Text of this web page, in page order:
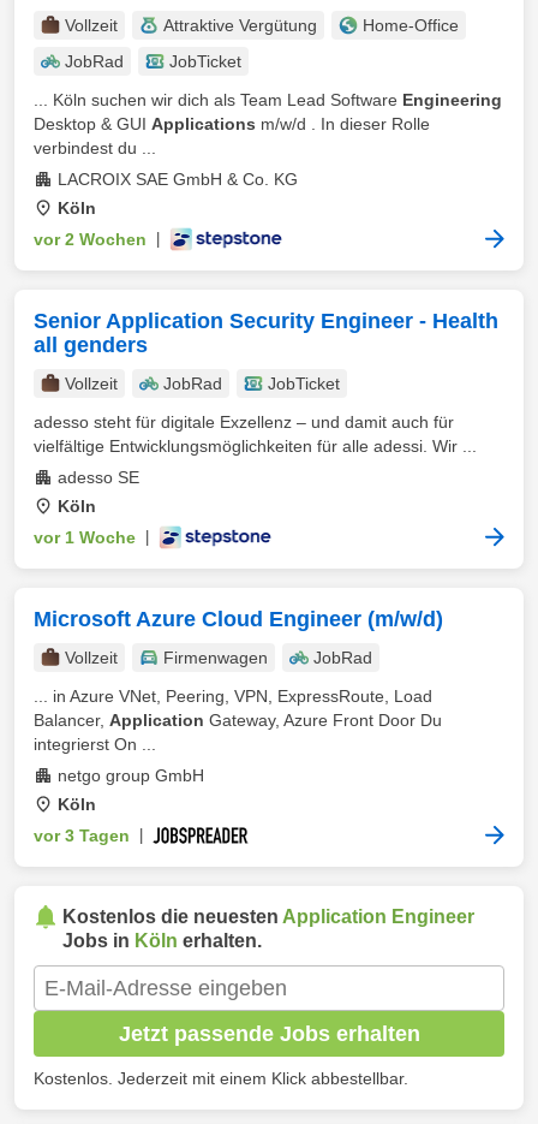
Vollzeit Attraktive Vergütung
Home-Office
JobRad
JobTicket
... Köln suchen wir dich als Team Lead Software Engineering
Desktop & GUI Applications m/w/d . In dieser Rolle
verbindest du ...
LACROIX SAE GmbH & Co. KG
Köln
vor 2 Wochen
Senior Application Security Engineer - Health
all genders
Vollzeit JobRad
JobTicket
adesso steht für digitale Exzellenz – und damit auch für
vielfältige Entwicklungsmöglichkeiten für alle adessi. Wir ...
adesso SE
Köln
vor 1 Woche
Microsoft Azure Cloud Engineer (m/w/d)
Vollzeit Firmenwagen
JobRad
... in Azure VNet, Peering, VPN, ExpressRoute, Load
Balancer, Application Gateway, Azure Front Door Du
integrierst On ...
netgo group GmbH
Köln
vor 3 Tagen
Kostenlos die neuesten Application Engineer
Jobs in Köln erhalten.
Jetzt passende Jobs erhalten
Kostenlos. Jederzeit mit einem Klick abbestellbar.